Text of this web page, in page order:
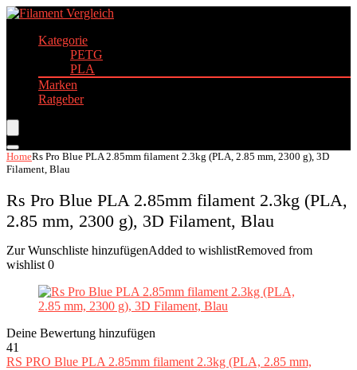
Kategorie
PETG
PLA
Marken
Ratgeber
HomeRs Pro Blue PLA 2.85mm filament 2.3kg (PLA, 2.85 mm, 2300 g), 3D
Filament, Blau
Rs Pro Blue PLA 2.85mm filament 2.3kg (PLA,
2.85 mm, 2300 g), 3D Filament, Blau
Zur Wunschliste hinzufügenAdded to wishlistRemoved from
wishlist 0
Deine Bewertung hinzufügen
41
RS PRO Blue PLA 2.85mm filament 2.3kg (PLA, 2.85 mm,